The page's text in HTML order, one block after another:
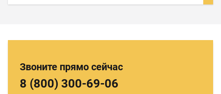
Звоните прямо сейчас
8 (800) 300-69-06